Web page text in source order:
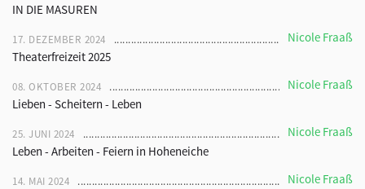
IN DIE MASUREN
17. DEZEMBER 2024
Nicole Fraaß
Theaterfreizeit 2025
08. OKTOBER 2024
Nicole Fraaß
Lieben - Scheitern - Leben
25. JUNI 2024
Nicole Fraaß
Leben - Arbeiten - Feiern in Hoheneiche
14. MAI 2024
Nicole Fraaß